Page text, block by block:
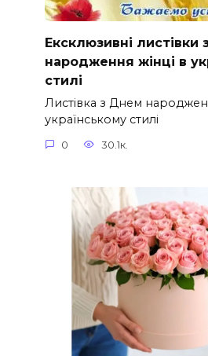
Ексклюзивні листівки
народження жінці в
стилі
Листівка з Днем
українському стилі
0 30.1к.